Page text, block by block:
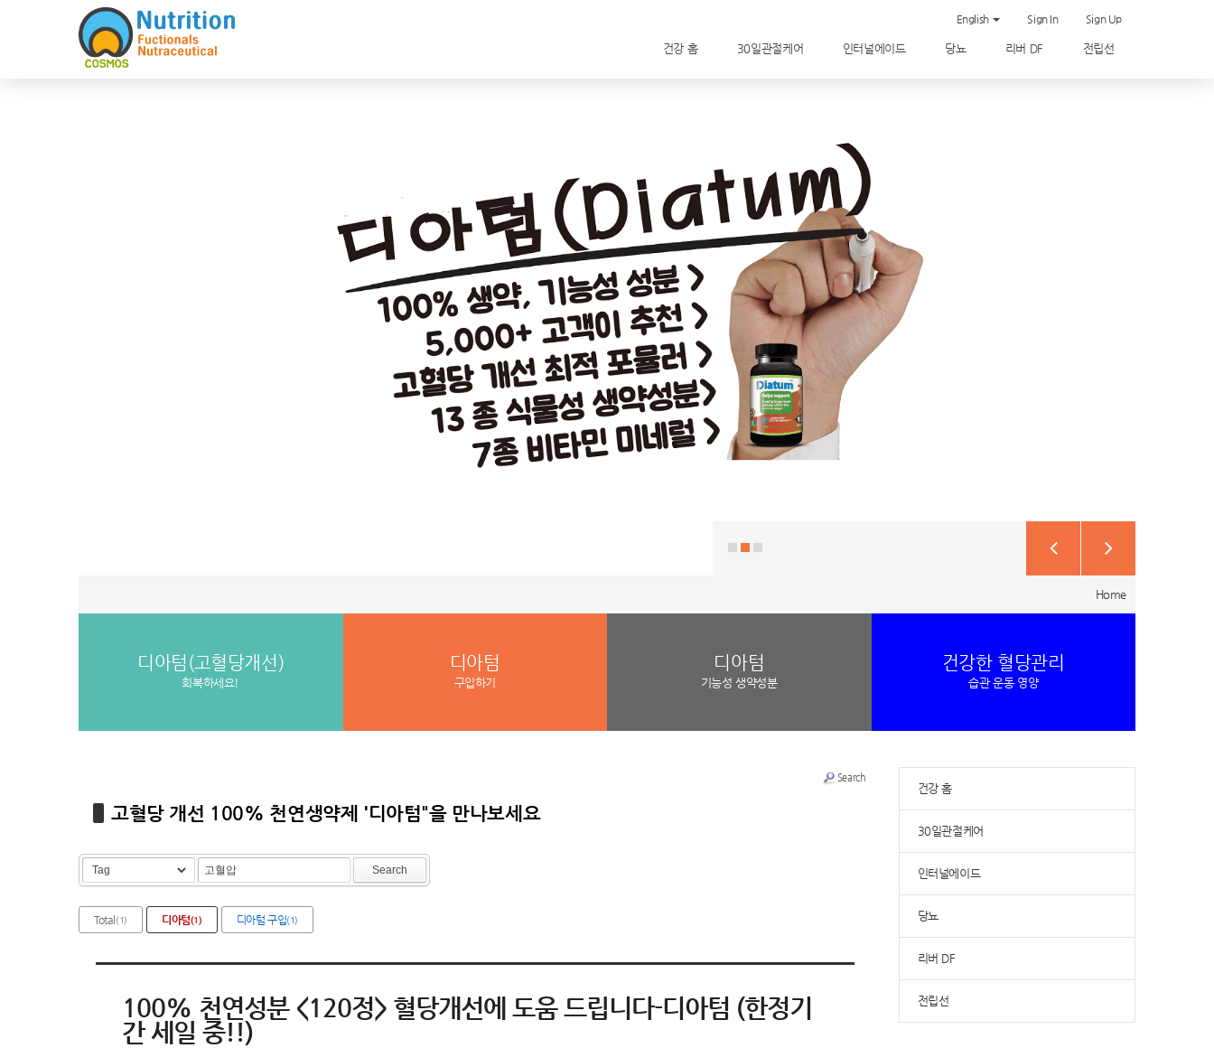
English Sign In Sign Up
건강 홈 30일관절케어 인터널에이드 당뇨 리버 DF 전립선
Home
디아텀(고혈당개선)
회복하세요!
디아텀
구입하기
디아텀
기능성 생약성분
건강한 혈당관리
습관 운동 영양
건강 홈
30일관절케어
인터널에이드
당뇨
리버 DF
전립선
Search
고혈당 개선 100% 천연생약제 '디아텀"을 만나보세요
Search
Total (1) 디아텀(1) 디아텀 구입(1)
100% 천연성분 <120정> 혈당개선에 도움 드립니다-디아텀 (한정기
간 세일 중!!)